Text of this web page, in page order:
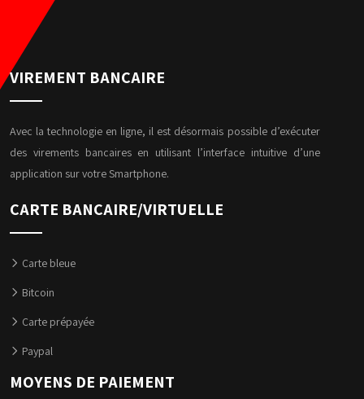
VIREMENT BANCAIRE
Avec la technologie en ligne, il est désormais possible d’exécuter
des virements bancaires en utilisant l’interface intuitive d’une
application sur votre Smartphone.
CARTE BANCAIRE/VIRTUELLE
Carte bleue
Bitcoin
Carte prépayée
Paypal
MOYENS DE PAIEMENT